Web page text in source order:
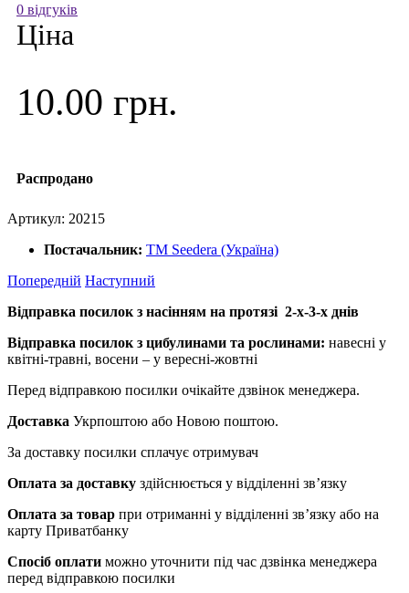
0 відгуків
Ціна
10.00 грн.
Распродано
Артикул: 20215
Постачальник: ТМ Seedera (Україна)
Попередній Наступний
Відправка посилок з насінням на протязі 2-х-3-х днів
Відправка посилок з цибулинами та рослинами: навесні у
квітні-травні, восени – у вересні-жовтні
Перед відправкою посилки очікайте дзвінок менеджера.
Доставка Укрпоштою або Новою поштою.
За доставку посилки сплачує отримувач
Оплата за доставку здійснюється у відділенні зв’язку
Оплата за товар при отриманні у відділенні зв’язку або на
карту Приватбанку
Спосіб оплати можно уточнити під час дзвінка менеджера
перед відправкою посилки